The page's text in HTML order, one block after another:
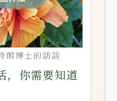
朗博士的訪談
，你需要知道